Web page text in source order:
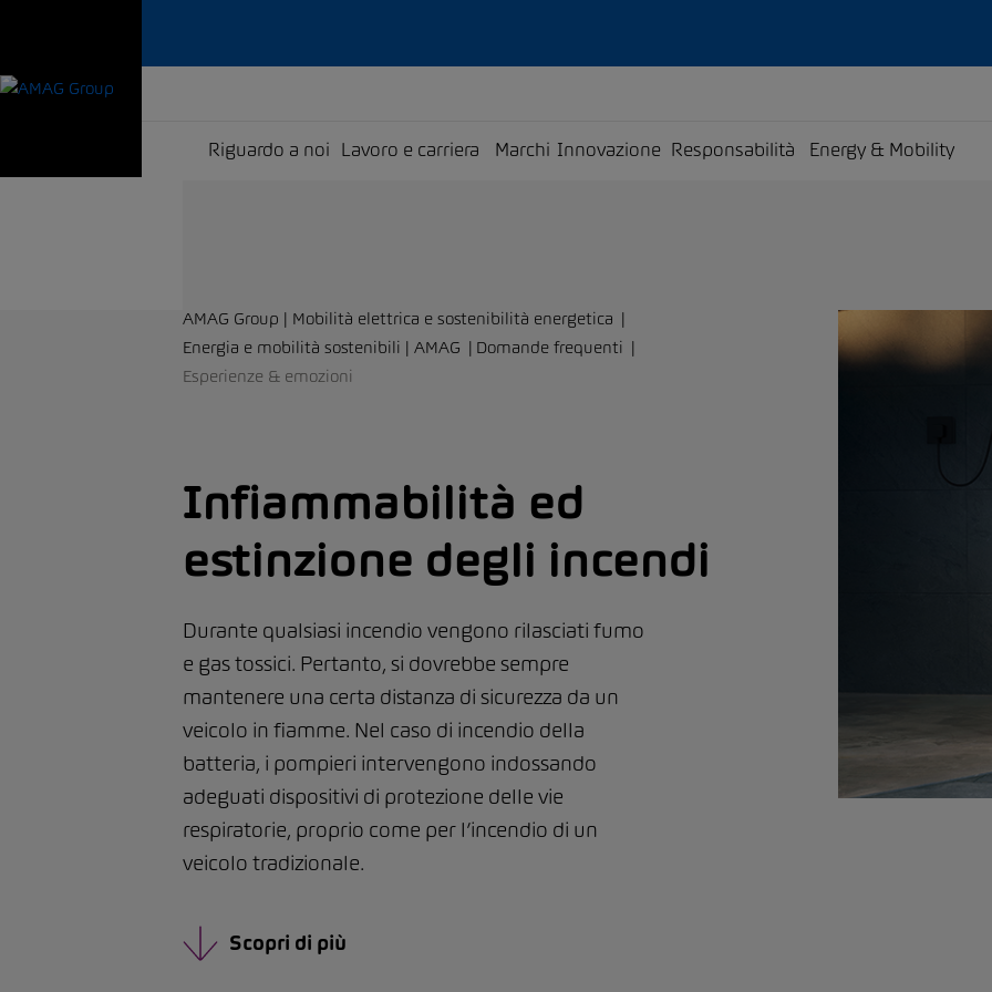
Riguardo a noi Lavoro e carriera Marchi Innovazione Responsabilità Energy & Mobility
AMAG Group | Mobilità elettrica e sostenibilità energetica
Energia e mobilità sostenibili | AMAG
Domande frequenti
Esperienze & emozioni
Infiammabilità ed
estinzione degli incendi
Durante qualsiasi incendio vengono rilasciati fumo
e gas tossici. Pertanto, si dovrebbe sempre
mantenere una certa distanza di sicurezza da un
veicolo in fiamme. Nel caso di incendio della
batteria, i pompieri intervengono indossando
adeguati dispositivi di protezione delle vie
respiratorie, proprio come per l’incendio di un
veicolo tradizionale.
Scopri di più